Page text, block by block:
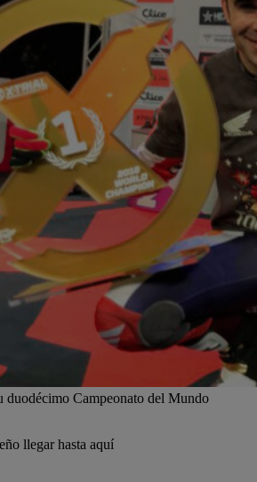
duodécimo Campeonato del Mundo
llegar hasta aquí